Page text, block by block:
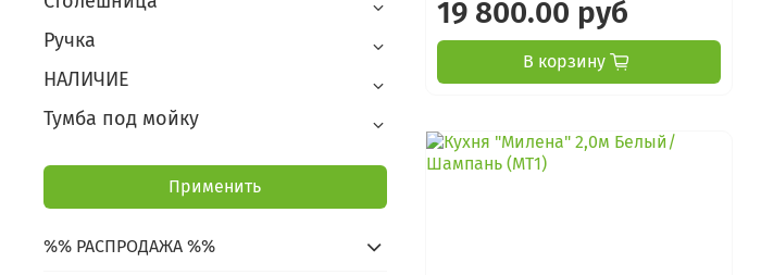
19 800.00 руб
В корзину
Ручка
НАЛИЧИЕ
Тумба под мойку
Применить
%% РАСПРОДАЖА %%